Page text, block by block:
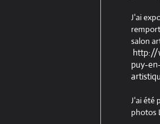
J'ai
salon
http://
puy-
J'ai été
photos